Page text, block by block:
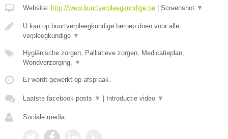
Website: http://www.buurtverpleegkundige.be Screenshot ▼
U kan op buurtverpleegkundige beroep doen voor alle
verpleegkundige ▼
Hygiënische zorgen, Palliatieve zorgen, Medicatieplan,
Wondverzorging, ▼
Er wordt gewerkt op afspraak.
Laatste facebook posts ▼ Introductie video ▼
Sociale media: